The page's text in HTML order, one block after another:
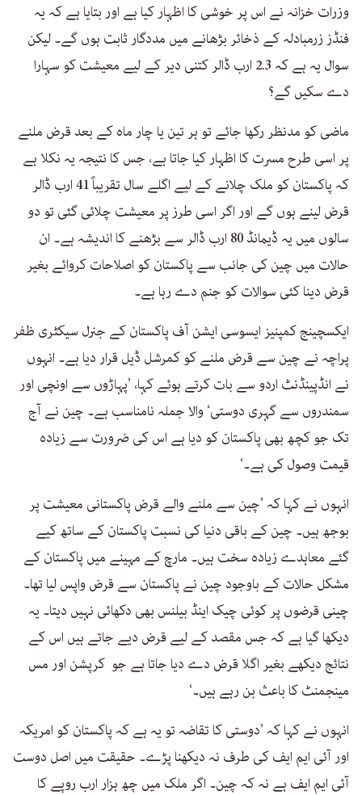
وزرات خزانہ نے اس پر خوشی کا اظہار کیا ہے اور بتایا ہے کہ یہ
فنڈز زرمبادلہ کے ذخائر بڑھانے میں مددگار ثابت ہوں گے۔ لیکن
سوال یہ ہے کہ 2.3 ارب ڈالر کتنی دیر کے لیے معیشت کو سہارا
دے سکیں گے؟
ماضی کو مدنظر رکھا جائے تو ہر تین یا چار ماہ کے بعد قرض ملنے
پر اسی طرح مسرت کا اظہار کیا جاتا ہے، جس کا نتیجہ یہ نکلا ہے
کہ پاکستان کو ملک چلانے کے لیے اگلے سال تقریباً 41 ارب ڈالر
قرض لینے ہوں گے اور اگر اسی طرز پر معیشت چلائی گئی تو دو
سالوں میں یہ ڈیمانڈ 80 ارب ڈالر سے بڑھنے کا اندیشہ ہے۔ ان
حالات میں چین کی جانب سے پاکستان کو اصلاحات کروائے بغیر
قرض دینا کئی سوالات کو جنم دے رہا ہے۔
ایکسچینج کمپنیز ایسوسی ایشن آف پاکستان کے جنرل سیکٹری ظفر
پراچہ نے چین سے قرض ملنے کو کمرشل ڈیل قرار دیا ہے۔ انہوں
نے انڈپینڈنٹ اردو سے بات کرتے ہوئے کہا، ’پہاڑوں سے اونچی اور
سمندروں سے گہری دوستی‘ والا جملہ نامناسب ہے۔ چین نے آج
تک جو کچھ بھی پاکستان کو دیا ہے اس کی ضرورت سے زیادہ
قیمت وصول کی ہے۔‘
انہوں نے کہا کہ ’چین سے ملنے والے قرض پاکستانی معیشت پر
بوجھ ہیں۔ چین کے باقی دنیا کی نسبت پاکستان کے ساتھ کیے
گئے معاہدے زیادہ سخت ہیں۔ مارچ کے مہینے میں پاکستان کے
مشکل حالات کے باوجود چین نے پاکستان سے قرض واپس لیا تھا۔
چینی قرضوں پر کوئی چیک اینڈ بیلنس بھی دکھائی نہیں دیتا۔ یہ
دیکھا گیا ہے کہ جس مقصد کے لیے قرض دیے جاتے ہیں اس کے
نتائج دیکھے بغیر اگلا قرض دے دیا جاتا ہے جو کرپشن اور مس
مینجمنٹ کا باعث بن رہے ہیں۔‘
انہوں نے کہا کہ ’دوستی کا تقاضہ تو یہ ہے کہ پاکستان کو امریکہ
اور آئی ایم ایف کی طرف نہ دیکھنا پڑے۔ حقیقت میں اصل دوست
آئی ایم ایف ہے نہ کہ چین۔ اگر ملک میں چھ ہزار ارب روپے کا